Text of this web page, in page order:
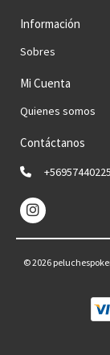
Información
Sobres
Mi Cuenta
Quienes somos
Contáctanos
+56957440225
© 2026